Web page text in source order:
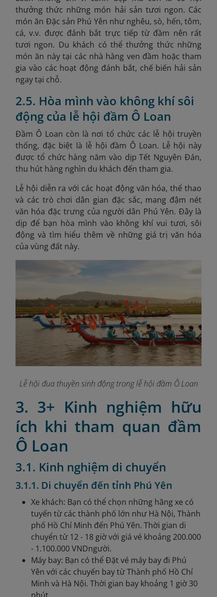
thưởng thức những món hải sản tươi ngon. Các
món ăn Đặc sản Phú Yên như nghêu, sò, hến, tôm,
cá, v.v. được đánh bắt trực tiếp từ đầm nên rất
tươi ngon. Du khách có thể thưởng thức những
món ăn này tại các nhà hàng ven đầm hoặc tham
gia vào các hoạt động đánh bắt, chế biến hải sản
ngay tại chỗ.
2.5. Hòa mình vào không khí sôi
động của lễ hội đầm Ô Loan
Đầm Ô Loan còn là nơi tổ chức các lễ hội truyền
thống, đặc biệt là lễ hội đầm Ô Loan. Lễ hội này
được tổ chức hàng năm vào dịp Tết Nguyên Đán,
thu hút hàng nghìn du khách đến tham gia.
Lễ hội diễn ra với các hoạt động văn hóa, thể thao
và các trò chơi dân gian đặc sắc, mang đậm nét
văn hóa đặc trưng của người dân Phú Yên. Đây là
dịp để bạn hòa mình vào không khí vui tươi, sôi
động và tìm hiểu thêm về những giá trị văn hóa
của vùng đất này.
Lễ hội đua thuyền sinh động trong lễ hội đầm Ô Loan
3. 3+ Kinh nghiệm hữu
ích khi tham quan đầm
Ô Loan
3.1. Kinh nghiệm di chuyển
3.1.1. Di chuyển đến tỉnh Phú Yên
Xe khách: Bạn có thể chọn những hãng xe có
tuyến từ các thành phố lớn như Hà Nội, Thành
phố Hồ Chí Minh đến Phú Yên. Thời gian di
chuyển từ 12 - 18 giờ với giá vé khoảng 200.000
- 1.100.000 VNDngười.
Máy bay: Bạn có thể Đặt vé máy bay đi Phú
Yên với các chuyến bay từ Thành phố Hồ Chí
Minh và Hà Nội. Thời gian bay khoảng 1 giờ 30